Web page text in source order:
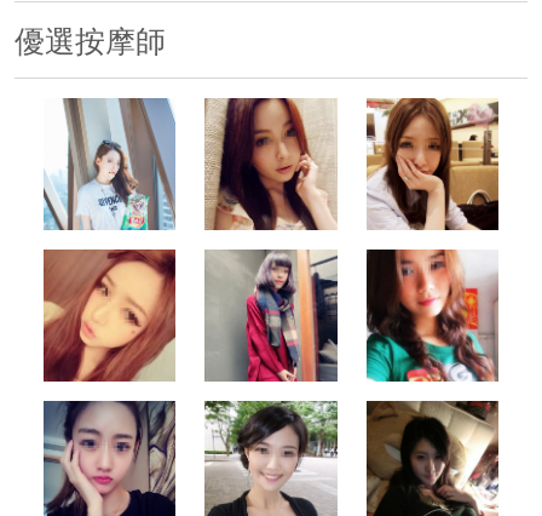
優選按摩師
500x500 500x500 500x500
500x500 500x500 500x500
500x500 500x500 500x500